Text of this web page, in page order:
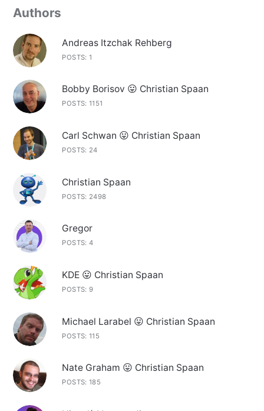
Authors
Andreas Itzchak Rehberg
POSTS: 1
Bobby Borisov 😛 Christian Spaan
POSTS: 1151
Carl Schwan 😛 Christian Spaan
POSTS: 24
Christian Spaan
POSTS: 2498
Gregor
POSTS: 4
KDE 😛 Christian Spaan
POSTS: 9
Michael Larabel 😛 Christian Spaan
POSTS: 115
Nate Graham 😛 Christian Spaan
POSTS: 185